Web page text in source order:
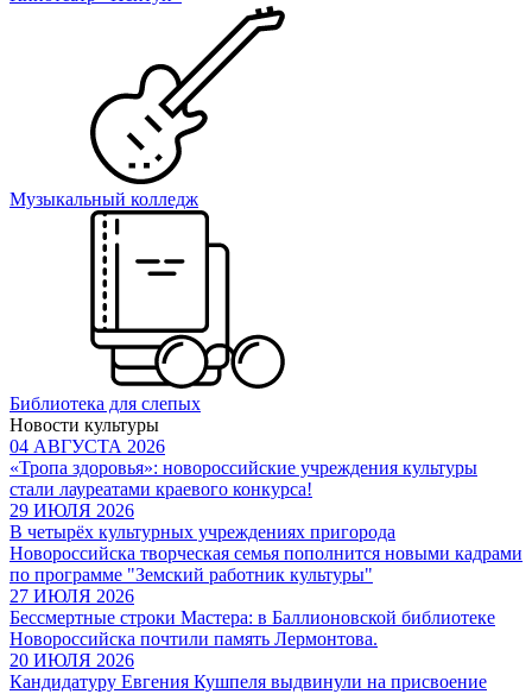
Музыкальный колледж
Библиотека для слепых
Новости культуры
04 АВГУСТА 2026
«Тропа здоровья»: новороссийские учреждения культуры
стали лауреатами краевого конкурса!
29 ИЮЛЯ 2026
В четырёх культурных учреждениях пригорода
Новороссийска творческая семья пополнится новыми кадрами
по программе "Земский работник культуры"
27 ИЮЛЯ 2026
Бессмертные строки Мастера: в Баллионовской библиотеке
Новороссийска почтили память Лермонтова.
20 ИЮЛЯ 2026
Кандидатуру Евгения Кушпеля выдвинули на присвоение